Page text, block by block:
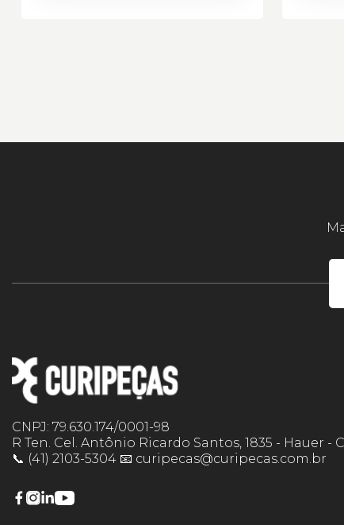
CNPJ: 79.630.174/0001-98
R Ten. Cel. Antônio Ricardo Santos, 1835 - Hauer -
📞 (41) 2103-5304 📧 curipecas@curipecas.com.br